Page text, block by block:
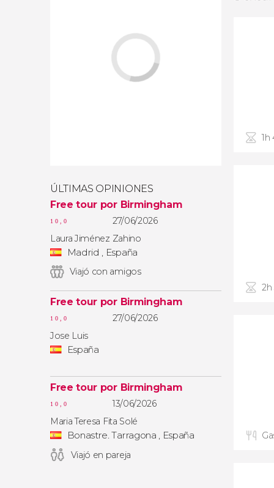
ÚLTIMAS OPINIONES
Free tour por Birmingham
10,0
27/06/2026
Laura Jiménez Zahino
Madrid , España
Viajó con amigos
Free tour por Birmingham
10,0
27/06/2026
Jose Luis
España
Free tour por Birmingham
10,0
13/06/2026
Maria Teresa Fita Solé
Bonastre. Tarragona , España
Viajó en pareja
1h